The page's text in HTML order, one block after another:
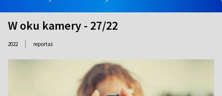
W oku kamery - 27/22
2022 | reportaż